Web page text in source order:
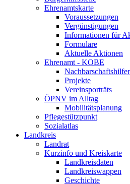
Ehrenamtskarte
Voraussetzungen
Vergünstigungen
Informationen für
Formulare
Aktuelle Aktionen
Ehrenamt - KOBE
Projekte
Vereinsporträts
ÖPNV im Alltag
Mobilitätsplanung
Pflegestützpunkt
Sozialatlas
Landkreis
Landrat
Kurzinfo und Kreiskarte
Landkreisdaten
Landkreiswappen
Geschichte